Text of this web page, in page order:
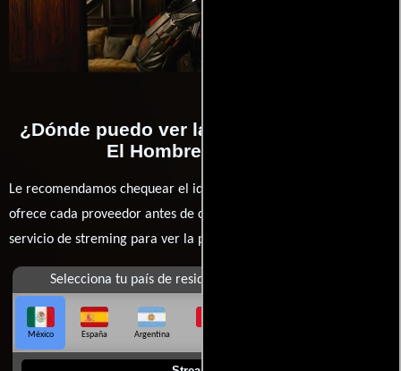
¿Dónde puedo ver la películas Ant-Man.
El Hombre Hormiga?
Le recomendamos chequear el idioma, doblaje o subtítulos que
ofrece cada proveedor antes de comprar, alquilar o contratar un
servicio de streming para ver la películas.
Selecciona tu país de residencia
México España Argentina